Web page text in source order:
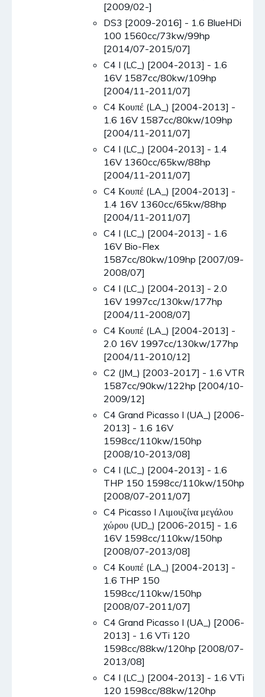
[2009/02-]
DS3 [2009-2016] - 1.6 BlueHDi
100 1560cc/73kw/99hp
[2014/07-2015/07]
C4 I (LC_) [2004-2013] - 1.6
16V 1587cc/80kw/109hp
[2004/11-2011/07]
C4 Κουπέ (LA_) [2004-2013] -
1.6 16V 1587cc/80kw/109hp
[2004/11-2011/07]
C4 I (LC_) [2004-2013] - 1.4
16V 1360cc/65kw/88hp
[2004/11-2011/07]
C4 Κουπέ (LA_) [2004-2013] -
1.4 16V 1360cc/65kw/88hp
[2004/11-2011/07]
C4 I (LC_) [2004-2013] - 1.6
16V Bio-Flex
1587cc/80kw/109hp [2007/09-
2008/07]
C4 I (LC_) [2004-2013] - 2.0
16V 1997cc/130kw/177hp
[2004/11-2008/07]
C4 Κουπέ (LA_) [2004-2013] -
2.0 16V 1997cc/130kw/177hp
[2004/11-2010/12]
C2 (JM_) [2003-2017] - 1.6 VTR
1587cc/90kw/122hp [2004/10-
2009/12]
C4 Grand Picasso I (UA_) [2006-
2013] - 1.6 16V
1598cc/110kw/150hp
[2008/10-2013/08]
C4 I (LC_) [2004-2013] - 1.6
THP 150 1598cc/110kw/150hp
[2008/07-2011/07]
C4 Picasso I Λιμουζίνα μεγάλου
χώρου (UD_) [2006-2015] - 1.6
16V 1598cc/110kw/150hp
[2008/07-2013/08]
C4 Κουπέ (LA_) [2004-2013] -
1.6 THP 150
1598cc/110kw/150hp
[2008/07-2011/07]
C4 Grand Picasso I (UA_) [2006-
2013] - 1.6 VTi 120
1598cc/88kw/120hp [2008/07-
2013/08]
C4 I (LC_) [2004-2013] - 1.6 VTi
120 1598cc/88kw/120hp